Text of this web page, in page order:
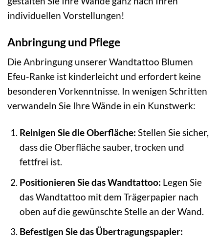
individuellen Vorstellungen!
Anbringung und Pflege
Die Anbringung unserer Wandtattoo Blumen
Efeu-Ranke ist kinderleicht und erfordert keine
besonderen Vorkenntnisse. In wenigen Schritten
verwandeln Sie Ihre Wände in ein Kunstwerk:
Reinigen Sie die Oberfläche: Stellen Sie sicher,
dass die Oberfläche sauber, trocken und
fettfrei ist.
Positionieren Sie das Wandtattoo: Legen Sie
das Wandtattoo mit dem Trägerpapier nach
oben auf die gewünschte Stelle an der Wand.
Befestigen Sie das Übertragungspapier: